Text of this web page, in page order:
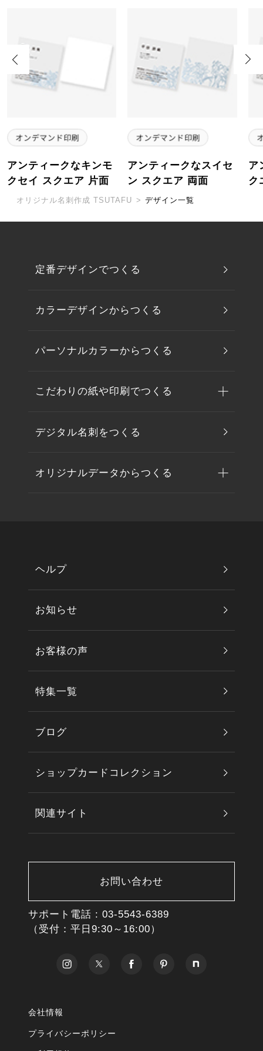
アンティークなキンモ
クセイ スクエア 片面
アンティークなスイセ
ン スクエア 両面
ア
ク
Next
オリジナル名刺作成 TSUTAFU > デザイン一覧
定番デザインでつくる
カラーデザインからつくる
パーソナルカラーからつくる
こだわりの紙や印刷でつくる
デジタル名刺をつくる
オリジナルデータからつくる
ヘルプ
お知らせ
お客様の声
特集一覧
ブログ
ショップカードコレクション
関連サイト
お問い合わせ
サポート電話 : 03-5543-6389
（受付：平日9:30～16:00）
会社情報
プライバシーポリシー